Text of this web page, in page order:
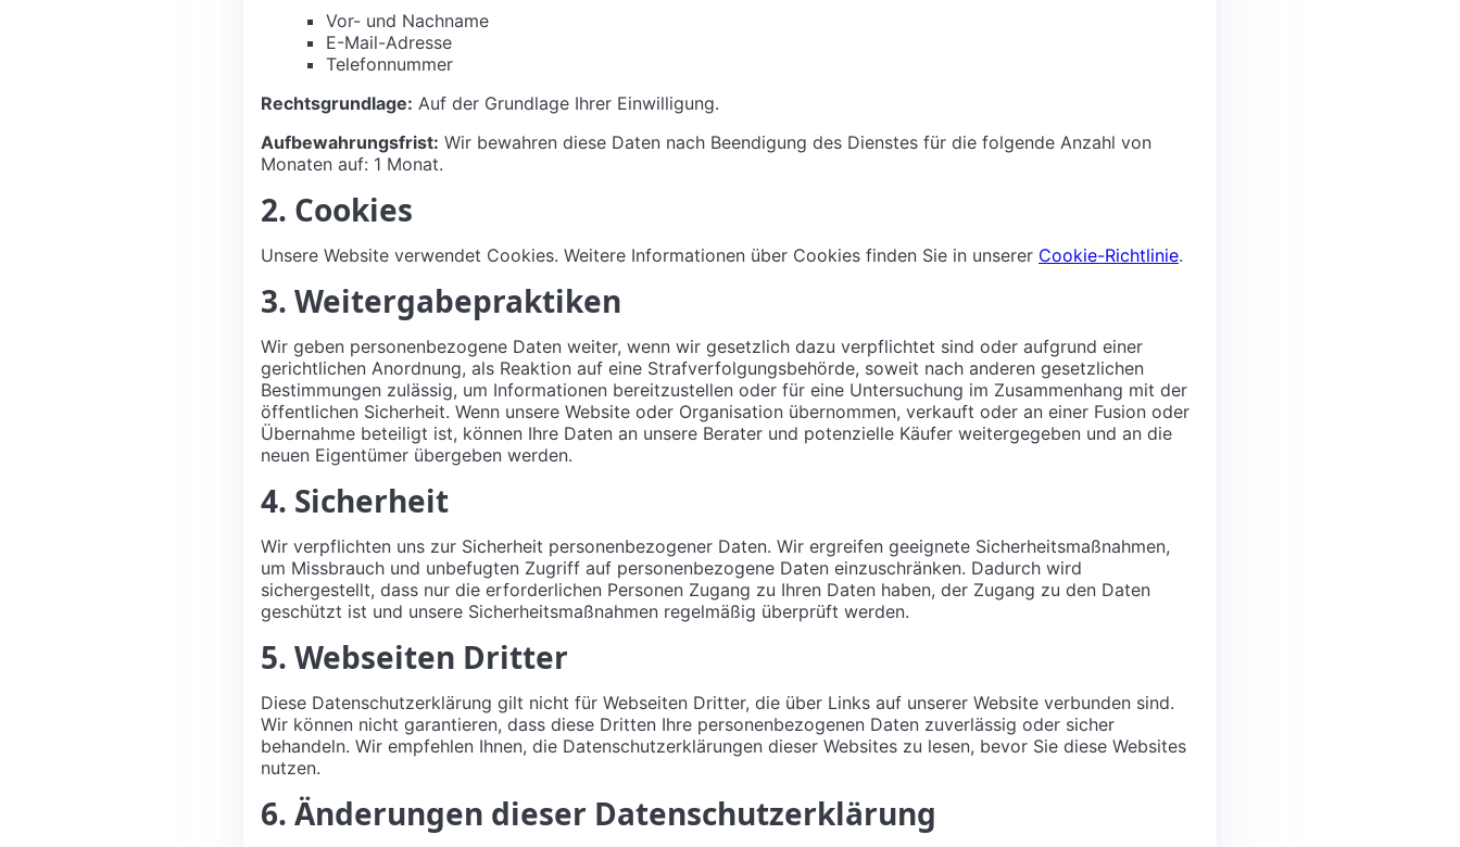
Vor- und Nachname
E-Mail-Adresse
Telefonnummer
Rechtsgrundlage: Auf der Grundlage Ihrer Einwilligung.
Aufbewahrungsfrist: Wir bewahren diese Daten nach Beendigung des Dienstes für die folgende Anzahl von
Monaten auf: 1 Monat.
2. Cookies
Unsere Website verwendet Cookies. Weitere Informationen über Cookies finden Sie in unserer Cookie-Richtlinie.
3. Weitergabepraktiken
Wir geben personenbezogene Daten weiter, wenn wir gesetzlich dazu verpflichtet sind oder aufgrund einer
gerichtlichen Anordnung, als Reaktion auf eine Strafverfolgungsbehörde, soweit nach anderen gesetzlichen
Bestimmungen zulässig, um Informationen bereitzustellen oder für eine Untersuchung im Zusammenhang mit der
öffentlichen Sicherheit. Wenn unsere Website oder Organisation übernommen, verkauft oder an einer Fusion oder
Übernahme beteiligt ist, können Ihre Daten an unsere Berater und potenzielle Käufer weitergegeben und an die
neuen Eigentümer übergeben werden.
4. Sicherheit
Wir verpflichten uns zur Sicherheit personenbezogener Daten. Wir ergreifen geeignete Sicherheitsmaßnahmen,
um Missbrauch und unbefugten Zugriff auf personenbezogene Daten einzuschränken. Dadurch wird
sichergestellt, dass nur die erforderlichen Personen Zugang zu Ihren Daten haben, der Zugang zu den Daten
geschützt ist und unsere Sicherheitsmaßnahmen regelmäßig überprüft werden.
5. Webseiten Dritter
Diese Datenschutzerklärung gilt nicht für Webseiten Dritter, die über Links auf unserer Website verbunden sind.
Wir können nicht garantieren, dass diese Dritten Ihre personenbezogenen Daten zuverlässig oder sicher
behandeln. Wir empfehlen Ihnen, die Datenschutzerklärungen dieser Websites zu lesen, bevor Sie diese Websites
nutzen.
6. Änderungen dieser Datenschutzerklärung